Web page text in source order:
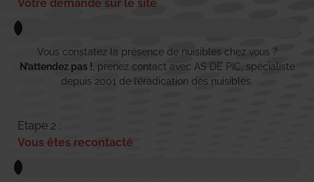
Votre demande sur le site
Vous constatez la présence de nuisibles chez vous ?
N’attendez pas ! , prenez contact avec AS DE PIC, spécialiste
depuis 2001 de l’éradication des nuisibles.
Etape 2 :
Vous êtes recontacté